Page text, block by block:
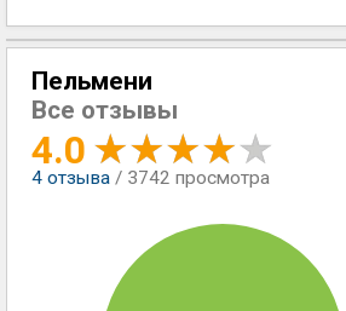
Пельмени
Все отзывы
4.0
4 отзыва / 3742 просмотра